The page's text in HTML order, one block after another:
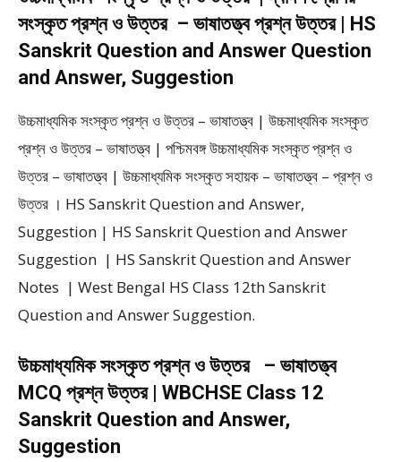
সংস্কৃত প্রশ্ন ও উত্তর – ভাষাতত্ত্ব প্রশ্ন উত্তর | HS
Sanskrit Question and Answer Question
and Answer, Suggestion
উচ্চমাধ্যমিক সংস্কৃত প্রশ্ন ও উত্তর – ভাষাতত্ত্ব | উচ্চমাধ্যমিক সংস্কৃত
প্রশ্ন ও উত্তর – ভাষাতত্ত্ব | পশ্চিমবঙ্গ উচ্চমাধ্যমিক সংস্কৃত প্রশ্ন ও
উত্তর – ভাষাতত্ত্ব | উচ্চমাধ্যমিক সংস্কৃত সহায়ক – ভাষাতত্ত্ব – প্রশ্ন ও
উত্তর । HS Sanskrit Question and Answer,
Suggestion | HS Sanskrit Question and Answer
Suggestion | HS Sanskrit Question and Answer
Notes | West Bengal HS Class 12th Sanskrit
Question and Answer Suggestion.
উচ্চমাধ্যমিক সংস্কৃত প্রশ্ন ও উত্তর – ভাষাতত্ত্ব
MCQ প্রশ্ন উত্তর | WBCHSE Class 12
Sanskrit Question and Answer,
Suggestion